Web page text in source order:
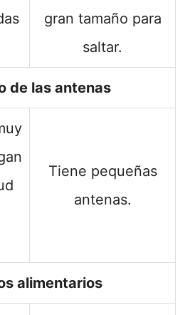
gran tamaño para
saltar.
de las antenas
Tiene pequeñas
antenas.
alimentarios